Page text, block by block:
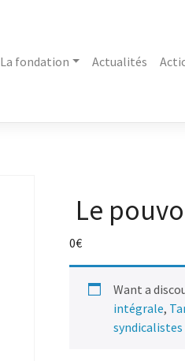
La fondation Actualités
Le
0€
Want a
intégrale,